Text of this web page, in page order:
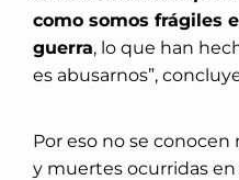
como somos frágiles
guerra, lo que han
es abusarnos”,
Por eso no se conocen
y muertes ocurridas